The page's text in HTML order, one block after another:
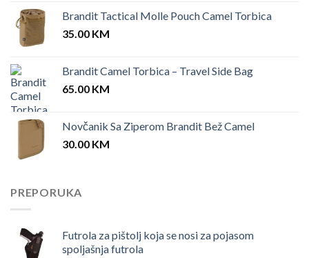
Brandit Tactical Molle Pouch Camel Torbica
35.00 KM
Brandit Camel Torbica – Travel Side Bag
65.00 KM
Novčanik Sa Ziperom Brandit Bež Camel
30.00 KM
PREPORUKA
Futrola za pištolj koja se nosi za pojasom
spoljašnja futrola